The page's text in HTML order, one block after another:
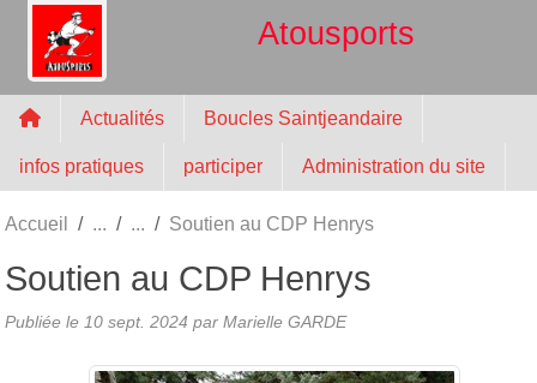
Atousports
Actualités Boucles Saintjeandaire
infos pratiques participer Administration du site
Accueil Soutien au CDP Henrys
Soutien au CDP Henrys
Publiée le 10 sept. 2024 par Marielle GARDE
Panneau de gestion des cookies